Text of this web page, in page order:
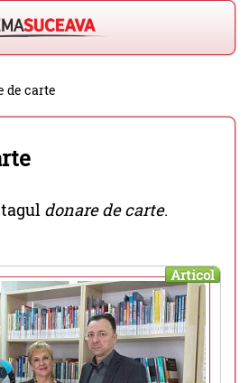
de carte
donare de carte.
Articol